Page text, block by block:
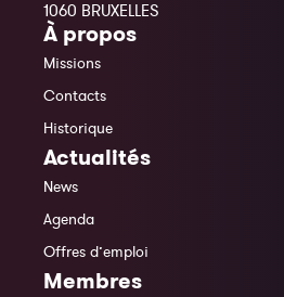
1060 BRUXELLES
À propos
Missions
Contacts
Historique
Actualités
News
Agenda
Offres d’emploi
Membres